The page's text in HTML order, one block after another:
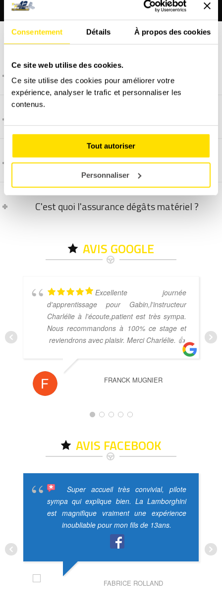
Consentement Détails À propos des cookies
Ce site web utilise des cookies.
Ce site utilise des cookies pour améliorer votre
expérience, analyser le trafic et personnaliser les
contenus.
Tout autoriser
Personnaliser
FAQ - LES QUESTIONS FRÉQUENTES
Pourquoi une Citroën DS3 ?
Comment et quand programmer un stage ?
C'est quoi l'assurance dégâts matériel ?
AVIS GOOGLE
Excellente journée
d'apprentissage pour Gabin,l'instructeur
Charlélie à l'écoute,patient est très sympa.
Nous recommandons à 100% ce stage et
reviendrons avec plaisir. Merci Charlélie. 👍
FRANCK MUGNIER
AVIS FACEBOOK
Super accueil très convivial, pilote
sympa qui explique bien. La Lamborghini
est magnifique vraiment une expérience
inoubliable pour mon fils de 13ans.
FABRICE ROLLAND